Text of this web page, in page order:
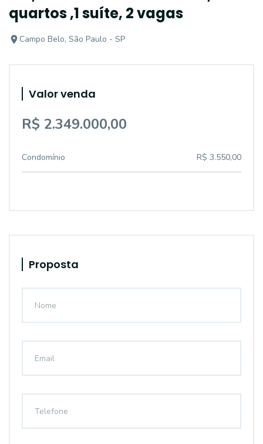
quartos ,1 suíte, 2 vagas
Campo Belo, São Paulo - SP
Valor venda
R$ 2.349.000,00
Condomínio R$ 3.550,00
Proposta